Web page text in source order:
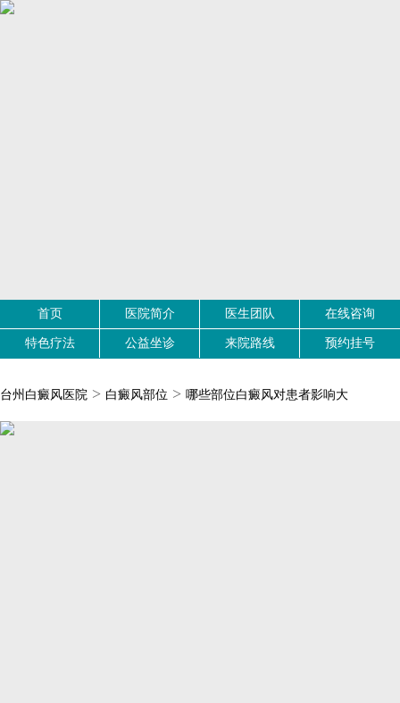
首页 医院简介 医生团队 在线咨询
特色疗法 公益坐诊 来院路线 预约挂号
台州白癜风医院 > 白癜风部位 > 哪些部位白癜风对患者影响大